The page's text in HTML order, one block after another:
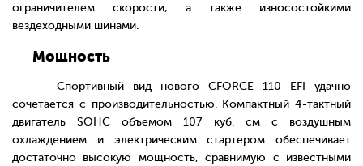
ограничителем скорости, а также износостойкими
вездеходными шинами.
Мощность
Спортивный вид нового CFORCE 110 EFI удачно
сочетается с производительностью. Компактный 4-тактный
двигатель SOHC объемом 107 куб. см с воздушным
охлаждением и электрическим стартером обеспечивает
достаточно высокую мощность, сравнимую с известными